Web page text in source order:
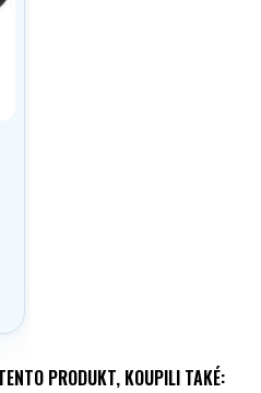
PRODUKT, KOUPILI TAKÉ: